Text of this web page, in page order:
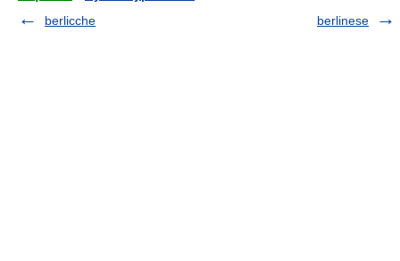
berlicche
berlinese